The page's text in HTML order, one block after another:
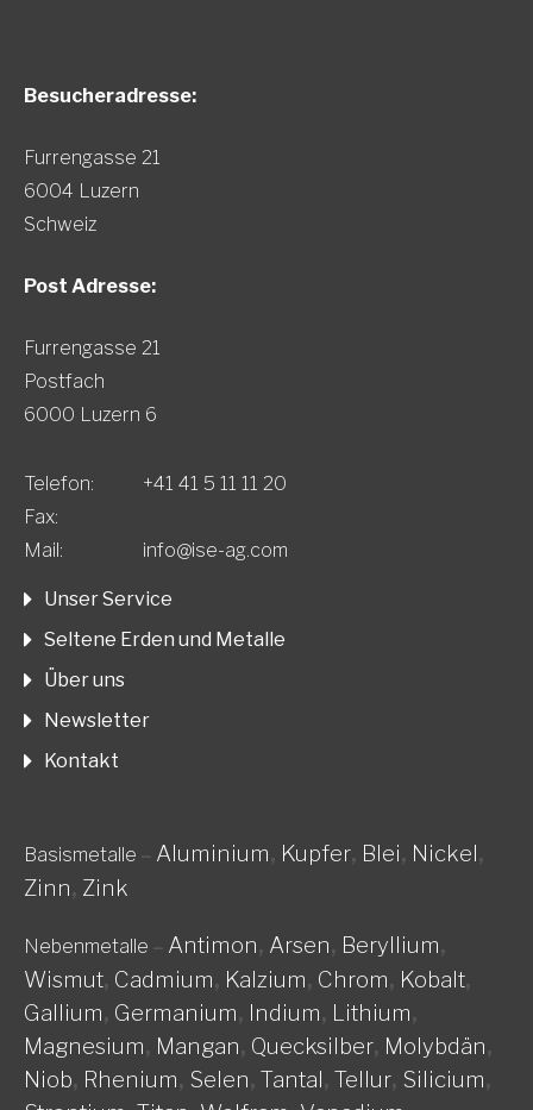
Besucheradresse:
Furrengasse 21
6004 Luzern
Schweiz
Post Adresse:
Furrengasse 21
Postfach
6000 Luzern 6
Telefon:
+41 41 5 11 11 20
Fax:
Mail:
info@ise-ag.com
Unser Service
Seltene Erden und Metalle
Über uns
Newsletter
Kontakt
Basismetalle – Aluminium, Kupfer, Blei, Nickel,
Zinn, Zink
Nebenmetalle – Antimon, Arsen, Beryllium,
Wismut, Cadmium, Kalzium, Chrom, Kobalt,
Gallium, Germanium, Indium, Lithium,
Magnesium, Mangan, Quecksilber, Molybdän,
Niob, Rhenium, Selen, Tantal, Tellur, Silicium,